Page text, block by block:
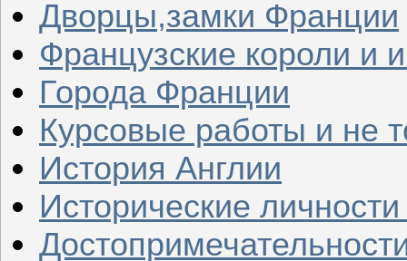
Дворцы,замки Франции
Французские короли и
Города Франции
Курсовые работы и не
История Англии
Исторические